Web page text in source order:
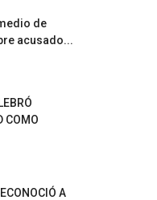
de
acusado...
COMO
A